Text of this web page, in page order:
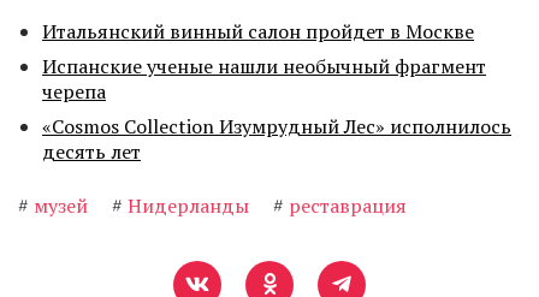
Итальянский винный салон пройдет в Москве
Испанские ученые нашли необычный фрагмент
черепа
«Cosmos Collection Изумрудный Лес» исполнилось
десять лет
# музей # Нидерланды # реставрация